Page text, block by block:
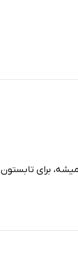
برای تابستون